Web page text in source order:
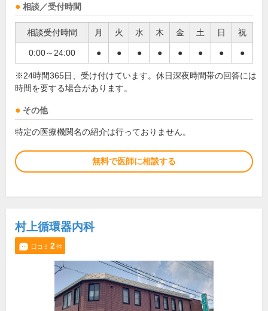
相談／受付時間
相談受付時間 月 火 水 木 金 土 日 祝
0:00～24:00 ● ● ● ● ● ● ● ●
※24時間365日、受け付けています。休日深夜時間帯の回答には
時間を要する場合があります。
その他
特定の医療機関名の紹介は行っておりません。
無料で医師に相談する
村上循環器内科
口コミ 2件